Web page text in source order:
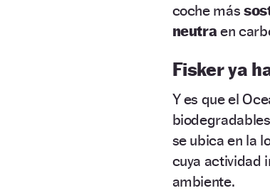
coche más
neutra en
Fisker ya
Y es que el
se ubica en la
cuya actividad
ambiente.